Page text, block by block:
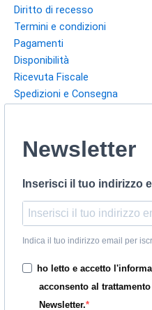
Diritto di recesso
Termini e condizioni
Pagamenti
Disponibilità
Ricevuta Fiscale
Spedizioni e Consegna
Newsletter
Inserisci il tuo indirizzo
Indica il tuo indirizzo email per
ho letto e accetto
acconsento al
Newsletter.